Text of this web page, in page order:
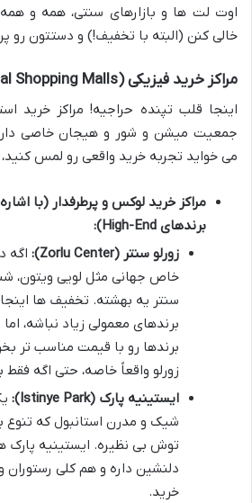
اوت لت ها و بازارهای سنتی، همه و
خالی کنن (البته با تخفیف!) و دستتون رو
مراکز خرید فیزیکی (Physical Shopping Malls)
اینجا قلب تپنده حراجیه! مراکز خرید
جمعیت میشن و شور و هیجان خاصی
می خواید تجربه خرید واقعی رو لمس کنید،
مراکز خرید لوکس و پرطرفدار (با
برندهای High-End):
زورلو سنتر (Zorlu Center):
اگه
خاص جهانی مثل لویی ویتون،
سنتر یه بهشته. تخفیف ها اینجا
برندهای معمولی زیاد نباشه،
برندها رو با قیمت مناسب تر
زورلو واقعاً خاصه، حتی اگه فقط
ایستینیه پارک (Istinye Park):
شیک و مدرن استانبول که تنوع
توش بی نظیره. ایستینیه
دلنشین داره و هم کلی رستوران
خرید.